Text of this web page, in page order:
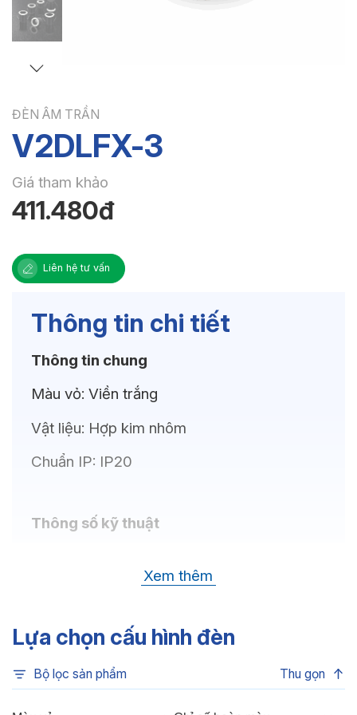
ĐÈN ÂM TRẦN
V2DLFX-3
Giá tham khảo
411.480đ
Liên hệ tư vấn
Thông tin chi tiết
Thông tin chung
Màu vỏ: Viền trắng
Vật liệu: Hợp kim nhôm
Chuẩn IP: IP20
Thông số kỹ thuật
6500K, 4000K, 3500K,
Chỉ số hoàn màu: CRI>80, CRI>90
Quang thông:330lm(C), 330lm(N),
Xem thêm
Lựa chọn cấu hình đèn
Bộ lọc sản phẩm Thu gọn